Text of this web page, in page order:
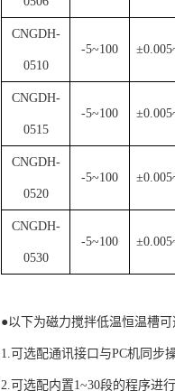
CNGDH-
0510
-5~100
CNGDH-
0515
-5~100
CNGDH-
0520
-5~100
CNGDH-
0530
-5~100
●以下为磁力搅拌低温恒温槽
1.可选配通讯接口与PC机同步操
2.可选配内置1~30段的程序进